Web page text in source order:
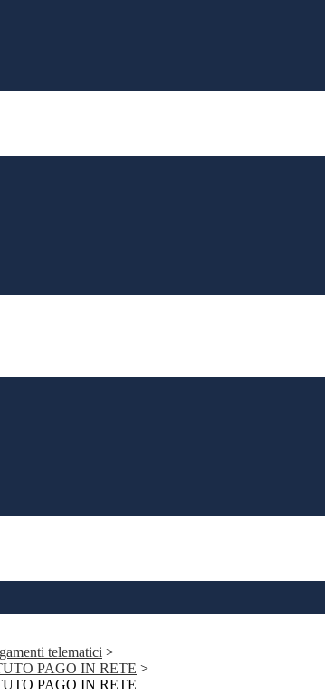
telematici >
PAGO IN RETE >
PAGO IN RETE